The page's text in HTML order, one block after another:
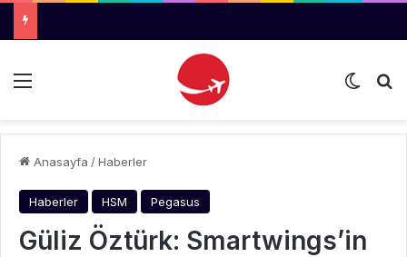
Menü Dış
Anasayfa /Haberler
Haberler HSM Pegasus
Güliz Öztürk: Smartwings’in